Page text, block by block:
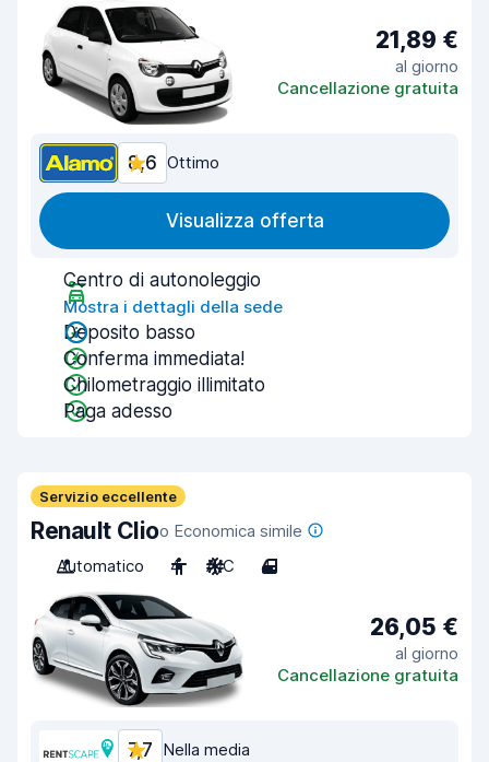
21,89 €
al giorno
Cancellazione gratuita
8,6 Ottimo
Visualizza offerta
Centro di autonoleggio
Mostra i dettagli della sede
Deposito basso
Conferma immediata!
Chilometraggio illimitato
Paga adesso
Servizio eccellente
Renault Clioo Economica simile
Automatico
4 A/C 4
26,05 €
al giorno
Cancellazione gratuita
7,7 Nella media